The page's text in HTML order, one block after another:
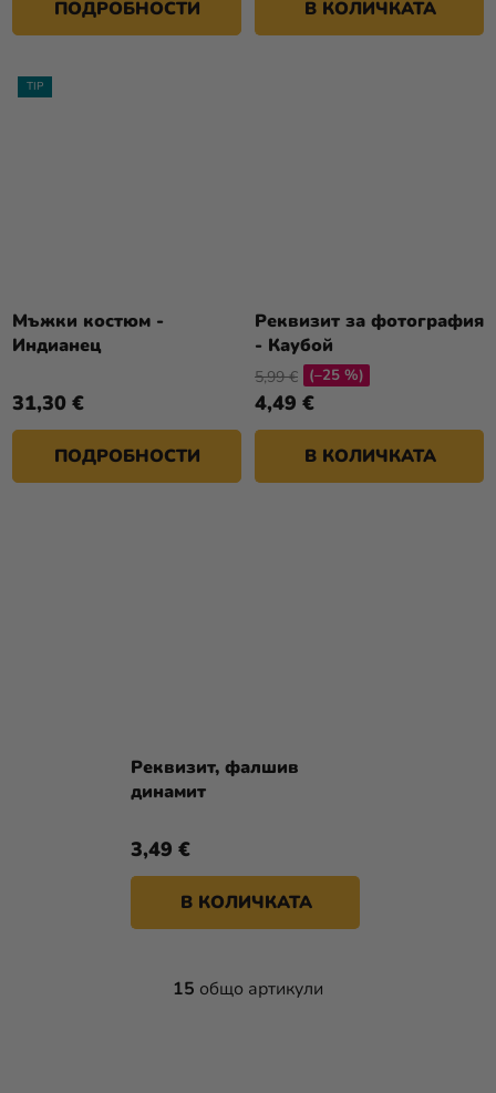
ПОДРОБНОСТИ В КОЛИЧКАТА
TIP
Мъжки костюм -
Индианец
31,30 €
ПОДРОБНОСТИ
Реквизит за фотография
- Каубой
4,49 €
5,99 € (–25 %)
В КОЛИЧКАТА
Реквизит, фалшив
динамит
3,49 €
В КОЛИЧКАТА
К
15 общо артикули